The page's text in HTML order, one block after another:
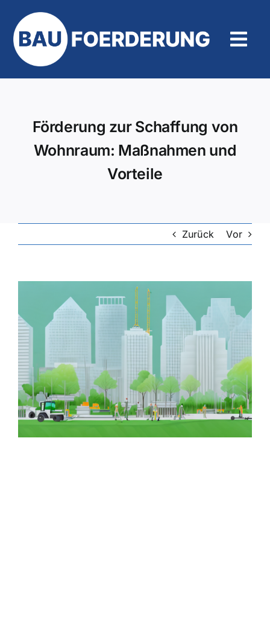
Inhalt
springen
Förderung zur Schaffung von
Wohnraum: Maßnahmen und
Vorteile
Zurück Vor
grösseres
Bild